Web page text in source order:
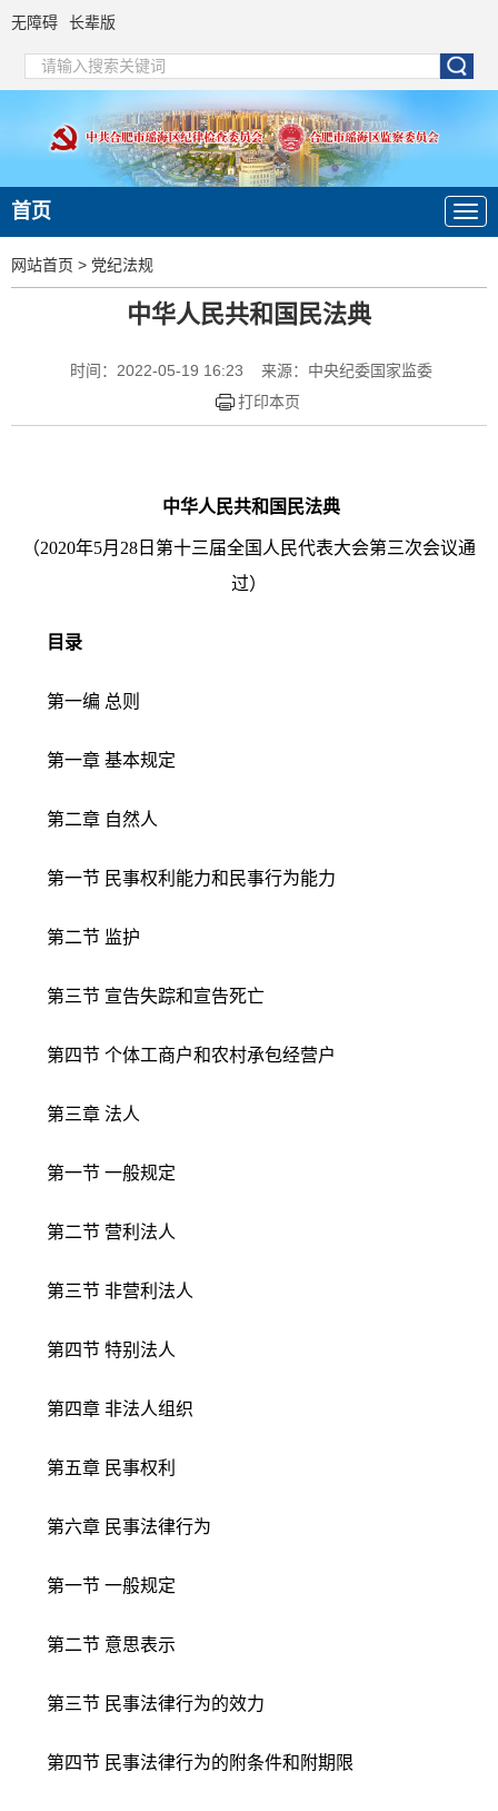
无障碍 长辈版
首页
网站首页 > 党纪法规
中华人民共和国民法典
时间：2022-05-19 16:23
来源：中央纪委国家监委
打印本页
中华人民共和 国民法典
（2020年5月28日第十三届全国人民代表大会第三次会议通
过）
目录
第一编 总则
第一章 基本规定
第二章 自然人
第一节 民事权利能力和民事行为能力
第二节 监护
第三节 宣告失踪和宣告死亡
第四节 个体工商户和农村承包经营户
第三章 法人
第一节 一般规定
第二节 营利法人
第三节 非营利法人
第四节 特别法人
第四章 非法人组织
第五章 民事权利
第六章 民事法律行为
第一节 一般规定
第二节 意思表示
第三节 民事法律行为的效力
第四节 民事法律行为的附条件和附期限